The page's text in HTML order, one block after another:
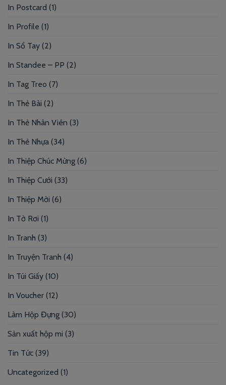
In Postcard (1)
In Profile (1)
In Sổ Tay (2)
In Standee – PP (2)
In Tag Treo (7)
In Thẻ Bài (2)
In Thẻ Nhân Viên (3)
In Thẻ Nhựa (34)
In Thiệp Chúc Mừng (6)
In Thiệp Cưới (33)
In Thiệp Mời (6)
In Tờ Rơi (1)
In Tranh (3)
In Truyện Tranh (4)
In Túi Giấy (10)
In Voucher (12)
Làm Hộp Đựng (30)
Sản xuất hộp mi (3)
Tin Tức (39)
Uncategorized (1)